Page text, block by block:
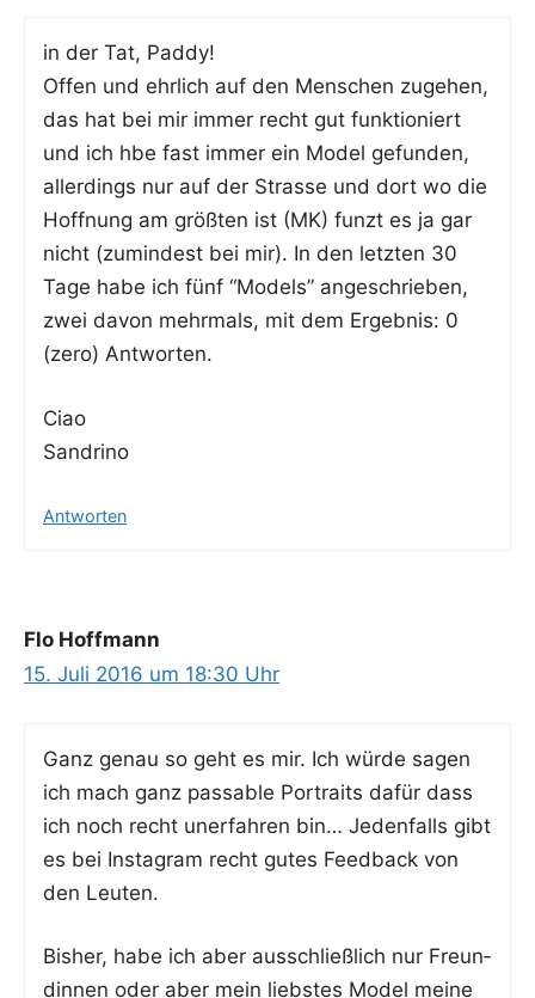
in der Tat, Paddy!
Offen und ehr­lich auf den Men­schen zuge­hen,
das hat bei mir immer recht gut funk­tio­niert
und ich hbe fast immer ein Model gefun­den,
aller­dings nur auf der Stras­se und dort wo die
Hoff­nung am größ­ten ist (MK) funzt es ja gar
nicht (zumin­dest bei mir). In den letz­ten 30
Tage habe ich fünf “Models” ange­schrie­ben,
zwei davon mehr­mals, mit dem Ergeb­nis: 0
(zero) Antworten.
Ciao
Sandrino
Antworten
Flo Hoffmann
15. Juli 2016 um 18:30 Uhr
Ganz genau so geht es mir. Ich wür­de sagen
ich mach ganz pas­sa­ble Por­traits dafür dass
ich noch recht uner­fah­ren bin… Jeden­falls gibt
es bei Insta­gram recht gutes Feed­back von
den Leuten.
Bis­her, habe ich aber aus­schließ­lich nur Freun­
din­nen oder aber mein liebs­tes Model mei­ne